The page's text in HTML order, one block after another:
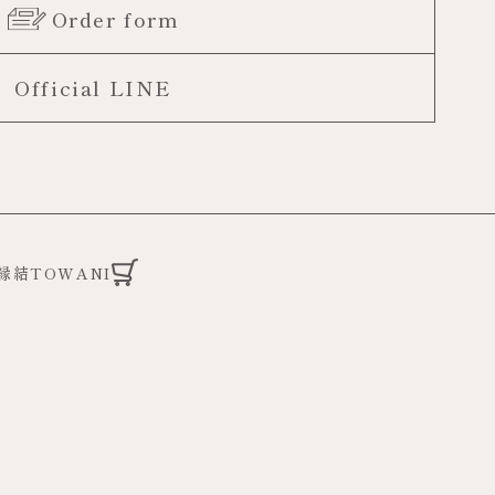
Order form
Official LINE
結TOWANI